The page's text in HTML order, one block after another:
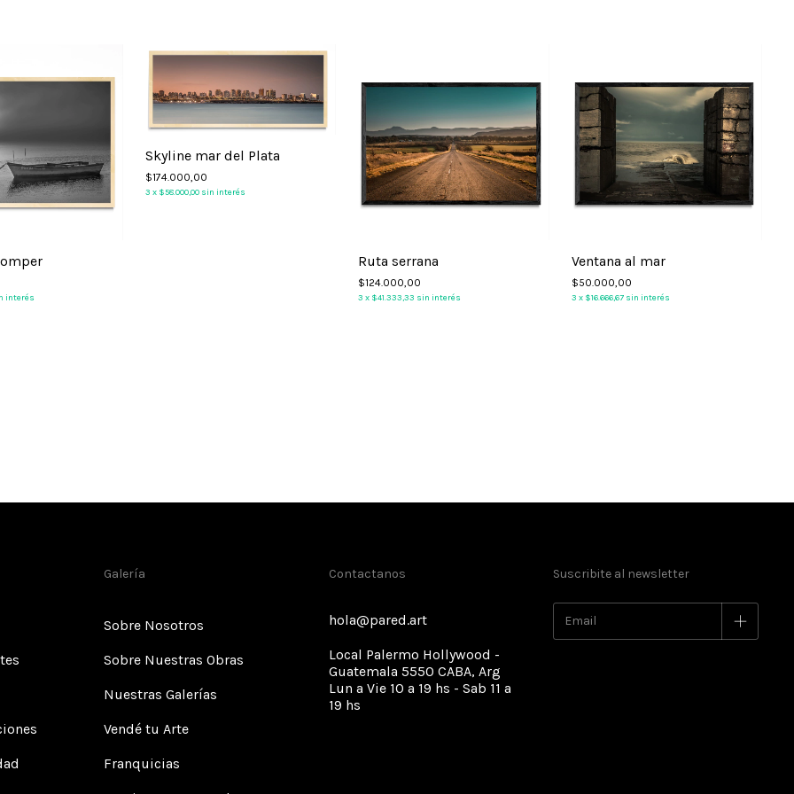
interés
Skyline mar del Plata
$174.000,00
3 x $58.000,00 sin interés
Ruta serrana
$124.000,00
3 x $41.333,33 sin interés
Ventana al mar
$50.000,00
3 x $16.666,67 sin interés
Galería
Sobre Nosotros
Sobre Nuestras Obras
Nuestras Galerías
Vendé tu Arte
Franquicias
Contactanos
hola@pared.art
Local Palermo Hollywood -
Guatemala 5550 CABA, Arg
Lun a Vie 10 a 19 hs - Sab 11 a
19 hs
Suscribite al newsletter